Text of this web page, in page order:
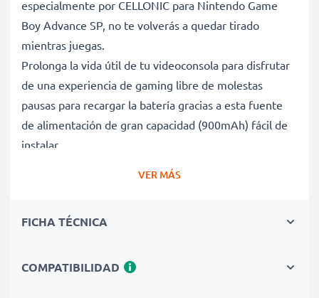
especialmente por CELLONIC para Nintendo Game
Boy Advance SP, no te volverás a quedar tirado
mientras juegas.
Prolonga la vida útil de tu videoconsola para disfrutar
de una experiencia de gaming libre de molestas
pausas para recargar la batería gracias a esta fuente
de alimentación de gran capacidad (900mAh) fácil de
instalar.
prolongado de su consola Nintendo
3.7V
VER MÁS
FICHA TÉCNICA
COMPATIBILIDAD